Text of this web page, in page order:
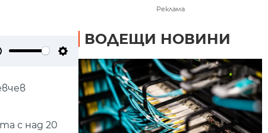
Settings
с над 20
Реклама
ВОДЕЩИ НОВИНИ